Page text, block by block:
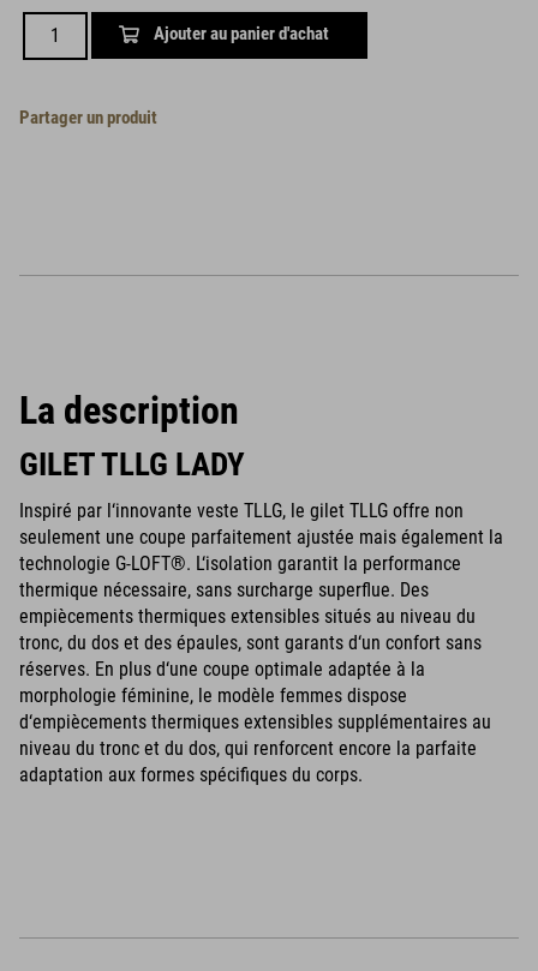
Ajouter au panier d'achat
Partager un produit
La description
GILET TLLG LADY
Inspiré par l‘innovante veste TLLG, le gilet TLLG offre non
seulement une coupe parfaitement ajustée mais également la
technologie G-LOFT®. L‘isolation garantit la performance
thermique nécessaire, sans surcharge superflue. Des
empiècements thermiques extensibles situés au niveau du
tronc, du dos et des épaules, sont garants d‘un confort sans
réserves. En plus d‘une coupe optimale adaptée à la
morphologie féminine, le modèle femmes dispose
d‘empiècements thermiques extensibles supplémentaires au
niveau du tronc et du dos, qui renforcent encore la parfaite
adaptation aux formes spécifiques du corps.